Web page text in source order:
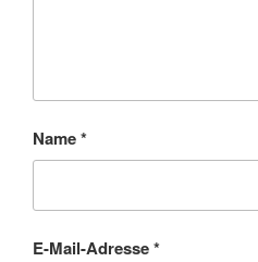
Name*
E-Mail-Adresse*